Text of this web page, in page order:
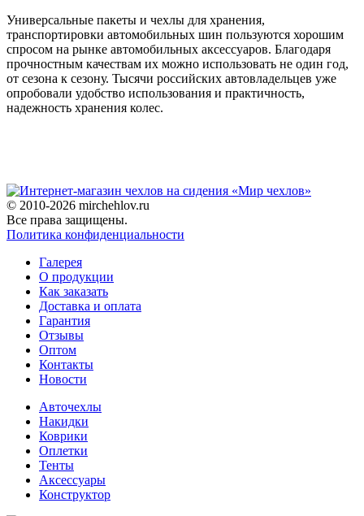
Универсальные пакеты и чехлы для хранения,
транспортировки автомобильных шин пользуются хорошим
спросом на рынке автомобильных аксессуаров. Благодаря
прочностным качествам их можно использовать не один год,
от сезона к сезону. Тысячи российских автовладельцев уже
опробовали удобство использования и практичность,
надежность хранения колес.
© 2010-2026 mirchehlov.ru
Все права защищены.
Политика конфиденциальности
Галерея
О продукции
Как заказать
Доставка и оплата
Гарантия
Отзывы
Оптом
Контакты
Новости
Авточехлы
Накидки
Коврики
Оплетки
Тенты
Аксессуары
Конструктор